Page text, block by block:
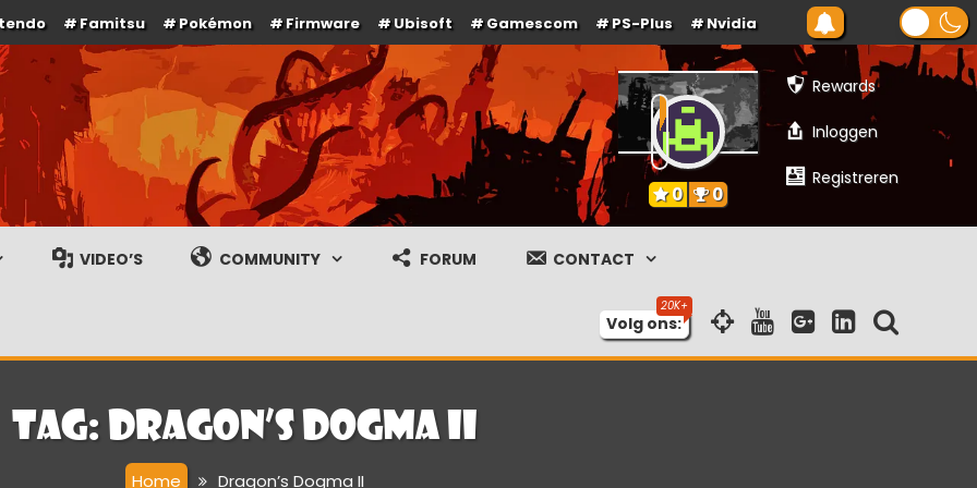
Famitsu Pokémon Firmware Ubisoft Gamescom PS-Plus Nvidia
gameplay streams
Rewards
Inloggen
Registreren
0 0
VIDEO’S COMMUNITY FORUM CONTACT
Volg ons:
Tag: Dragon’s Dogma II
Home Dragon’s Dogma II